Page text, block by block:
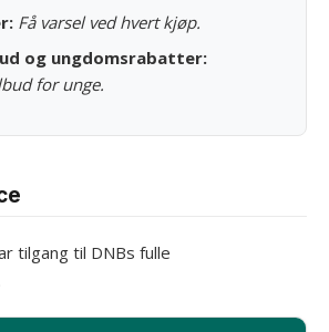
Få varsel ved hvert kjøp.
og ungdomsrabatter:
for unge.
tilgang til DNBs fulle